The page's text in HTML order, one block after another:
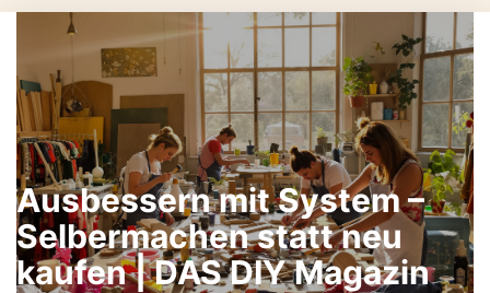
Ausbessern mit System –
Selbermachen statt neu
kaufen | DAS DIY Magazin